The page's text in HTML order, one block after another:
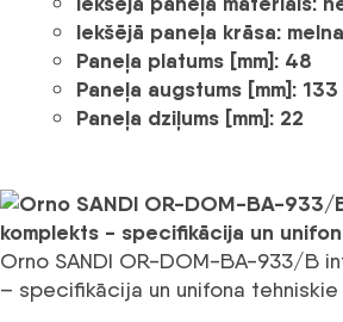
Iekšējā paneļa krāsa: melna
Paneļa platums [mm]: 48
Paneļa augstums [mm]: 133
Paneļa dziļums [mm]: 22
Orno SANDI OR-DOM-BA-933/B
– specifikācija un unifona